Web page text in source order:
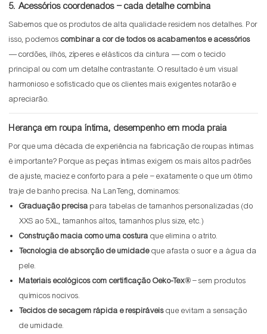
5. Acessórios coordenados – cada detalhe combina
Sabemos que os produtos de alta qualidade residem nos detalhes. Por
isso, podemos combinar a cor de todos os acabamentos e acessórios
— cordões, ilhós, zíperes e elásticos da cintura — com o tecido
principal ou com um detalhe contrastante. O resultado é um visual
harmonioso e sofisticado que os clientes mais exigentes notarão e
apreciarão.
Herança em roupa íntima, desempenho em moda praia
Por que uma década de experiência na fabricação de roupas íntimas
é importante? Porque as peças íntimas exigem os mais altos padrões
de ajuste, maciez e conforto para a pele – exatamente o que um ótimo
traje de banho precisa. Na LanTeng, dominamos:
Graduação precisa para tabelas de tamanhos personalizadas (do
XXS ao 5XL, tamanhos altos, tamanhos plus size, etc.)
Construção macia como uma costura que elimina o atrito.
Tecnologia de absorção de umidadeque afasta o suor e a água da
pele.
Materiais ecológicos com certificação Oeko-Tex®– sem produtos
químicos nocivos.
Tecidos de secagem rápida e respiráveis​​que evitam a sensação
de umidade.